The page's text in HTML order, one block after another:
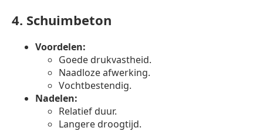
4. Schuimbeton
Voordelen:
Goede drukvastheid.
Naadloze afwerking.
Vochtbestendig.
Nadelen:
Relatief duur.
Langere droogtijd.